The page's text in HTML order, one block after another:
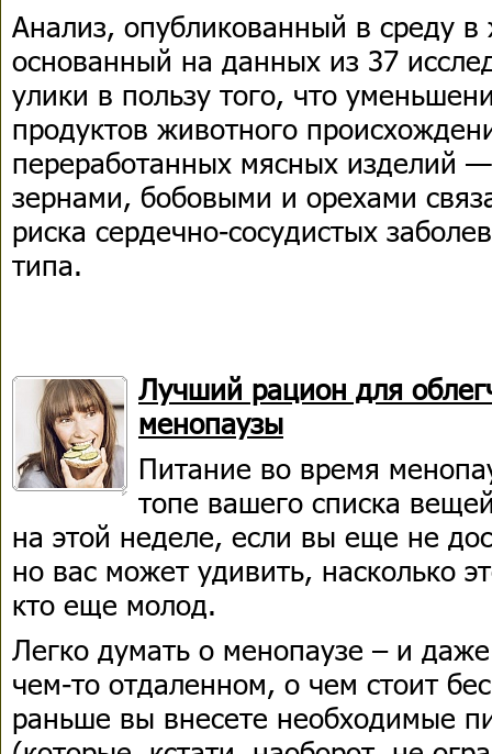
Анализ, опубликованный в среду в
основанный на данных из 37
улики в пользу того, что
продуктов животного
переработанных мясных изделий
зернами, бобовыми и орехами
риска сердечно-сосудистых
типа.
Лучший рацион для
менопаузы
Питание во время
топе вашего списка
на этой неделе, если вы еще не
но вас может удивить, насколько
кто еще молод.
Легко думать о менопаузе – и
чем-то отдаленном, о чем стоит
раньше вы внесете необходимые